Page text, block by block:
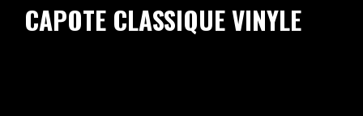
CAPOTE CLASSIQUE VINYLE